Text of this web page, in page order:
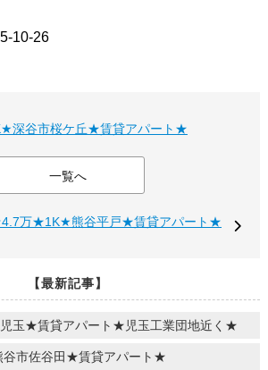
10-26
深谷市桜ケ丘★賃貸アパート★
一覧へ
万★1K★熊谷平戸★賃貸アパート★
【最新記事】
玉★賃貸アパート★児玉工業団地近く★
市佐谷田★賃貸アパート★